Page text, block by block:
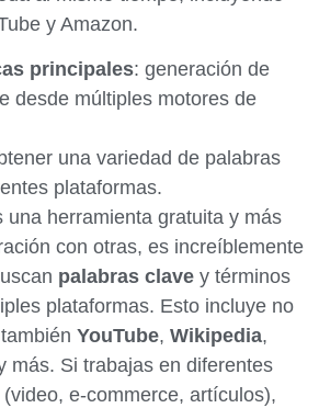
y Amazon.
principales: generación de
desde múltiples motores de
una variedad de palabras
plataformas.
una herramienta gratuita y más
con otras, es increíblemente
palabras clave y términos
plataformas. Esto incluye no
YouTube, Wikipedia,
más. Si trabajas en diferentes
e-commerce, artículos),